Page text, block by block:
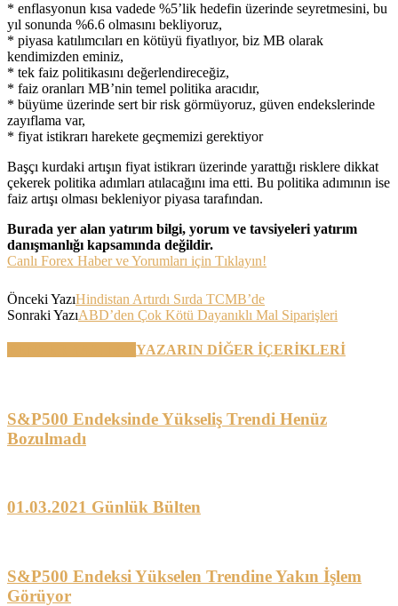
* enflasyonun kısa vadede %5’lik hedefin üzerinde seyretmesini, bu
yıl sonunda %6.6 olmasını bekliyoruz,
* piyasa katılımcıları en kötüyü fiyatlıyor, biz MB olarak
kendimizden eminiz,
* tek faiz politikasını değerlendireceğiz,
* faiz oranları MB’nin temel politika aracıdır,
* büyüme üzerinde sert bir risk görmüyoruz, güven endekslerinde
zayıflama var,
* fiyat istikrarı harekete geçmemizi gerektiyor
Başçı kurdaki artışın fiyat istikrarı üzerinde yarattığı risklere dikkat
çekerek politika adımları atılacağını ima etti. Bu politika adımının ise
faiz artışı olması bekleniyor piyasa tarafından.
Burada yer alan yatırım bilgi, yorum ve tavsiyeleri yatırım
danışmanlığı kapsamında değildir.
Canlı Forex Haber ve Yorumları için Tıklayın!
Önceki YazıHindistan Artırdı Sırda TCMB’de
Sonraki YazıABD’den Çok Kötü Dayanıklı Mal Siparişleri
YAZARIN DİĞER İÇERİKLERİ
S&P500 Endeksinde Yükseliş Trendi Henüz
Bozulmadı
01.03.2021 Günlük Bülten
S&P500 Endeksi Yükselen Trendine Yakın İşlem
Görüyor